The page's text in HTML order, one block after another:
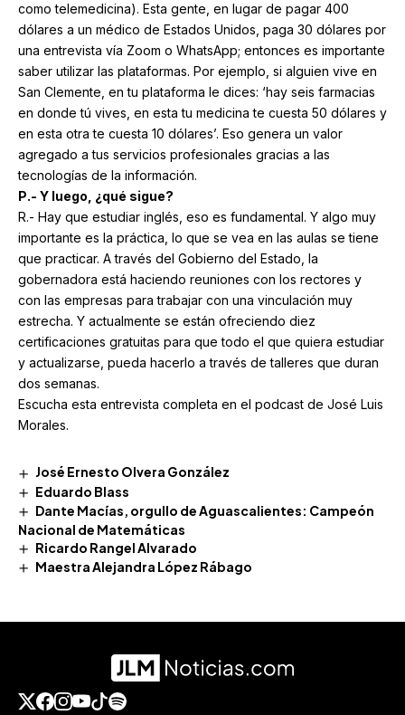
como telemedicina). Esta gente, en lugar de pagar 400
dólares a un médico de Estados Unidos, paga 30 dólares por
una entrevista vía Zoom o WhatsApp; entonces es importante
saber utilizar las plataformas. Por ejemplo, si alguien vive en
San Clemente, en tu plataforma le dices: ‘hay seis farmacias
en donde tú vives, en esta tu medicina te cuesta 50 dólares y
en esta otra te cuesta 10 dólares’. Eso genera un valor
agregado a tus servicios profesionales gracias a las
tecnologías de la información.
P.- Y luego, ¿qué sigue?
R.- Hay que estudiar inglés, eso es fundamental. Y algo muy
importante es la práctica, lo que se vea en las aulas se tiene
que practicar. A través del Gobierno del Estado, la
gobernadora está haciendo reuniones con los rectores y
con las empresas para trabajar con una vinculación muy
estrecha. Y actualmente se están ofreciendo diez
certificaciones gratuitas para que todo el que quiera estudiar
y actualizarse, pueda hacerlo a través de talleres que duran
dos semanas.
Escucha esta entrevista completa en el podcast de José Luis
Morales.
José Ernesto Olvera González
Eduardo Blass
Dante Macías, orgullo de Aguascalientes: Campeón
Nacional de Matemáticas
Ricardo Rangel Alvarado
Maestra Alejandra López Rábago